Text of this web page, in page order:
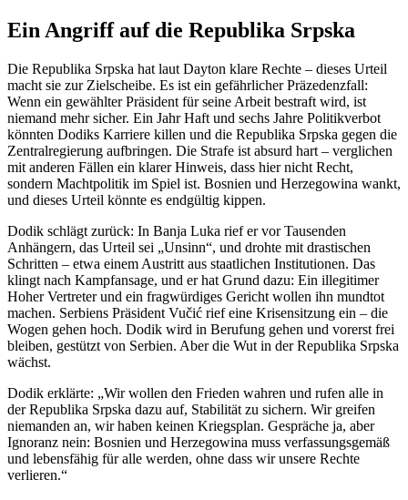
Ein Angriff auf die Republika Srpska
Die Republika Srpska hat laut Dayton klare Rechte – dieses Urteil
macht sie zur Zielscheibe. Es ist ein gefährlicher Präzedenzfall:
Wenn ein gewählter Präsident für seine Arbeit bestraft wird, ist
niemand mehr sicher. Ein Jahr Haft und sechs Jahre Politikverbot
könnten Dodiks Karriere killen und die Republika Srpska gegen die
Zentralregierung aufbringen. Die Strafe ist absurd hart – verglichen
mit anderen Fällen ein klarer Hinweis, dass hier nicht Recht,
sondern Machtpolitik im Spiel ist. Bosnien und Herzegowina wankt,
und dieses Urteil könnte es endgültig kippen.
Dodik schlägt zurück: In Banja Luka rief er vor Tausenden
Anhängern, das Urteil sei „Unsinn“, und drohte mit drastischen
Schritten – etwa einem Austritt aus staatlichen Institutionen. Das
klingt nach Kampfansage, und er hat Grund dazu: Ein illegitimer
Hoher Vertreter und ein fragwürdiges Gericht wollen ihn mundtot
machen. Serbiens Präsident Vučić rief eine Krisensitzung ein – die
Wogen gehen hoch. Dodik wird in Berufung gehen und vorerst frei
bleiben, gestützt von Serbien. Aber die Wut in der Republika Srpska
wächst.
Dodik erklärte: „Wir wollen den Frieden wahren und rufen alle in
der Republika Srpska dazu auf, Stabilität zu sichern. Wir greifen
niemanden an, wir haben keinen Kriegsplan. Gespräche ja, aber
Ignoranz nein: Bosnien und Herzegowina muss verfassungsgemäß
und lebensfähig für alle werden, ohne dass wir unsere Rechte
verlieren.“